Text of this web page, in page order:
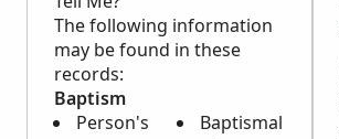
The following information
may be found in these
records:
Baptism
Person's
Baptismal